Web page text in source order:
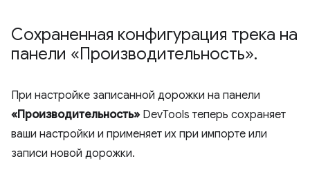
Сохраненная конфигурация трека на
панели «Производительность».
При настройке записанной дорожки на панели
«Производительность» DevTools теперь сохраняет
ваши настройки и применяет их при импорте или
записи новой дорожки.